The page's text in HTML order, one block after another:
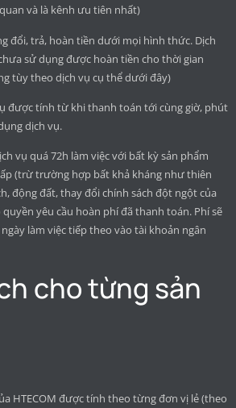
và là kênh ưu tiên nhất)
đổi, trả, hoàn tiền dưới mọi hình thức. Dịch
sử dụng được hoàn tiền cho thời gian
tùy theo dịch vụ cụ thể dưới đây)
được tính từ khi thanh toán tới cùng giờ, phút
dịch vụ.
vụ quá 72h làm việc với bất kỳ sản phẩm
(trừ trường hợp bất khả kháng như thiên
động đất, thay đổi chính sách đột ngột của
yêu cầu hoàn phí đã thanh toán. Phí sẽ
làm việc tiếp theo vào tài khoản ngân
cho từng sản
HTECOM được tính theo từng đơn vị lẻ (theo